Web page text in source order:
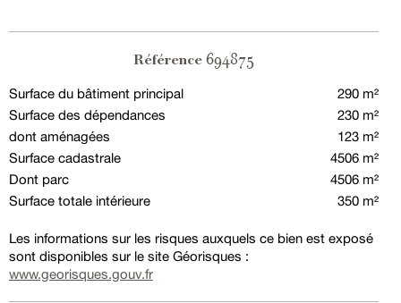
Référence 694875
Surface du bâtiment principal
290 m²
Surface des dépendances
230 m²
dont aménagées
123 m²
Surface cadastrale
4506 m²
Dont parc
4506 m²
Surface totale intérieure
350 m²
Les informations sur les risques auxquels ce bien est exposé
sont disponibles sur le site Géorisques :
www.georisques.gouv.fr